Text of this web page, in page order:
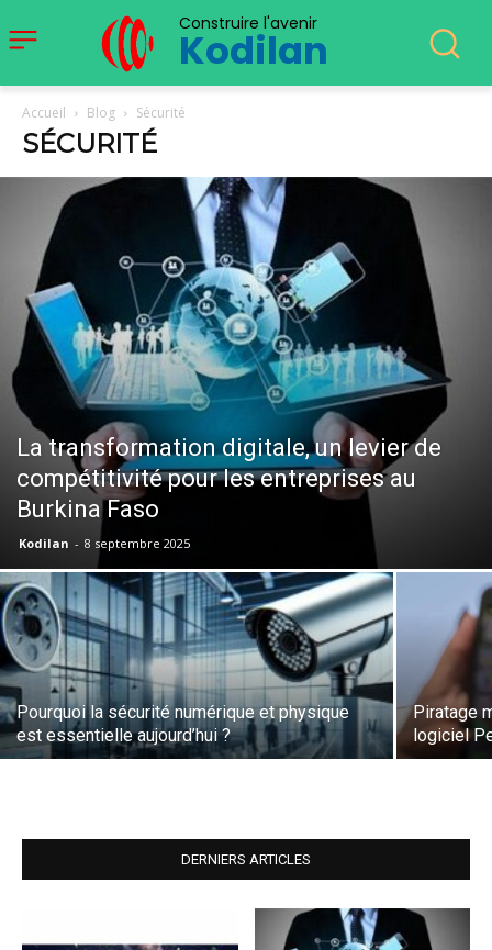
Construire l'avenir
Kodilan
Accueil Blog Sécurité
SÉCURITÉ
La transformation digitale, un levier de
compétitivité pour les entreprises au
Burkina Faso
Kodilan - 8 septembre 2025
Pourquoi la sécurité numérique et physique
est essentielle aujourd’hui ?
Piratage
logiciel
DERNIERS ARTICLES